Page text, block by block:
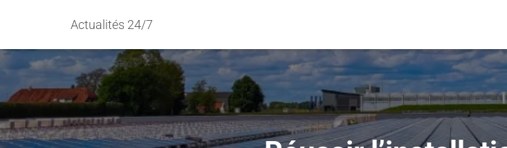
Actualités 24/7